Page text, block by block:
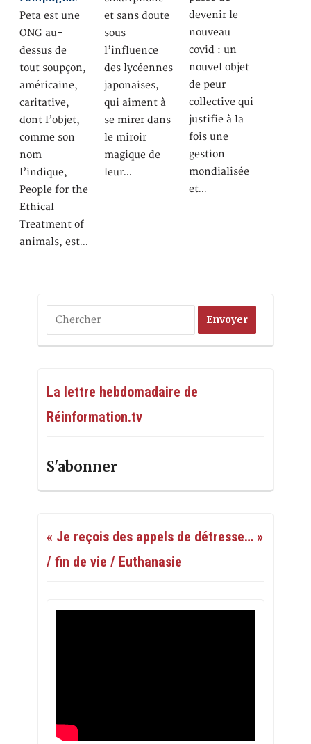
Peta est une
ONG au-
dessus de
tout soupçon,
américaine,
caritative,
dont l’objet,
comme son
nom
l’indique,
People for the
Ethical
Treatment of
animals, est…
et sans doute
sous
l’influence
des lycéennes
japonaises,
qui aiment à
se mirer dans
le miroir
magique de
leur…
devenir le
nouveau
covid : un
nouvel objet
de peur
collective qui
justifie à la
fois une
gestion
mondialisée
et…
La lettre hebdomadaire de
Réinformation.tv
S'abonner
« Je reçois des appels de détresse… »
/ fin de vie / Euthanasie